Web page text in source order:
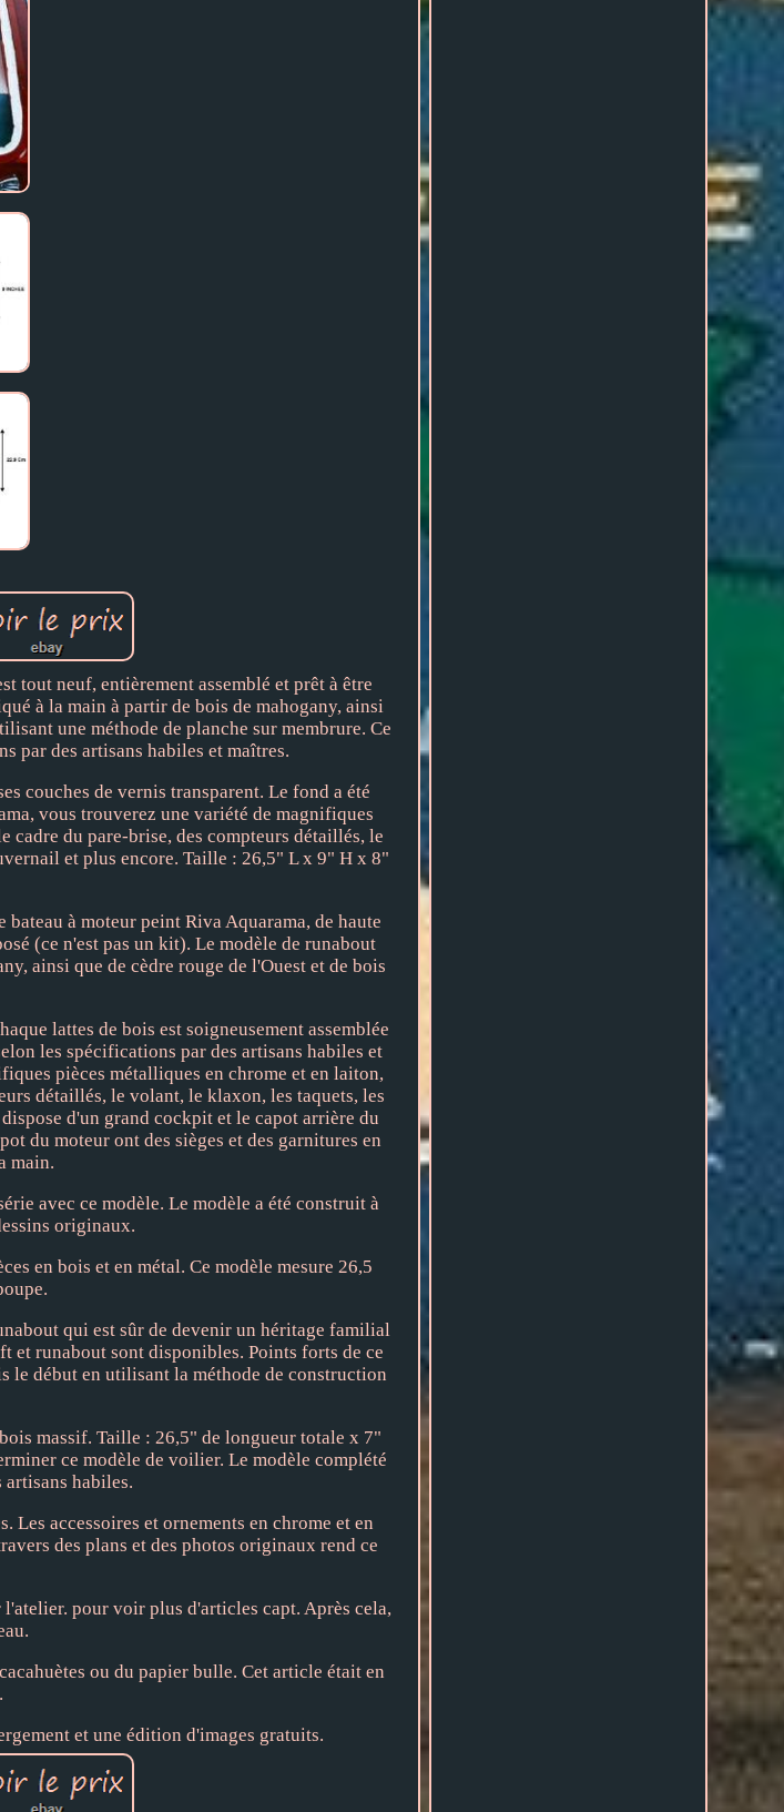
tout neuf, entièrement assemblé et prêt à être
à la main à partir de bois de mahogany, ainsi
une méthode de planche sur membrure. Ce
par des artisans habiles et maîtres.
couches de vernis transparent. Le fond a été
vous trouverez une variété de magnifiques
cadre du pare-brise, des compteurs détaillés, le
et plus encore. Taille : 26,5" L x 9" H x 8"
à moteur peint Riva Aquarama, de haute
(ce n'est pas un kit). Le modèle de runabout
ainsi que de cèdre rouge de l'Ouest et de bois
lattes de bois est soigneusement assemblée
les spécifications par des artisans habiles et
pièces métalliques en chrome et en laiton,
détaillés, le volant, le klaxon, les taquets, les
d'un grand cockpit et le capot arrière du
du moteur ont des sièges et des garnitures en
main.
avec ce modèle. Le modèle a été construit à
originaux.
en bois et en métal. Ce modèle mesure 26,5
qui est sûr de devenir un héritage familial
et runabout sont disponibles. Points forts de ce
le début en utilisant la méthode de construction
massif. Taille : 26,5" de longueur totale x 7"
ce modèle de voilier. Le modèle complété
habiles.
accessoires et ornements en chrome et en
des plans et des photos originaux rend ce
pour voir plus d'articles capt. Après cela,
ou du papier bulle. Cet article était en
et une édition d'images gratuits.